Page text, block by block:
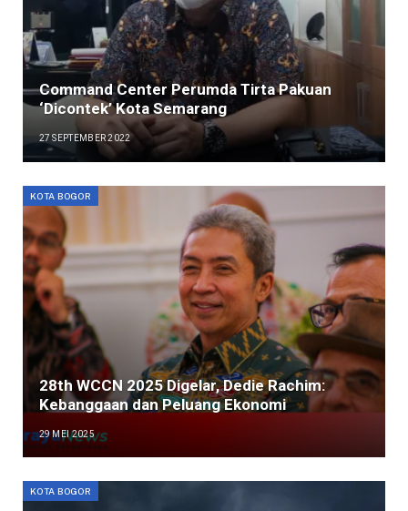
Command Center Perumda Tirta Pakuan
‘Dicontek’ Kota Semarang
27 SEPTEMBER 2022
KOTA BOGOR
28th WCCN 2025 Digelar, Dedie Rachim:
Kebanggaan dan Peluang Ekonomi
29 MEI 2025
KOTA BOGOR